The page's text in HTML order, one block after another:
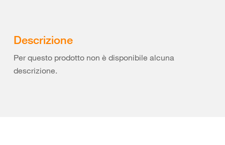
Descrizione
Per questo prodotto non è disponibile alcuna
descrizione.